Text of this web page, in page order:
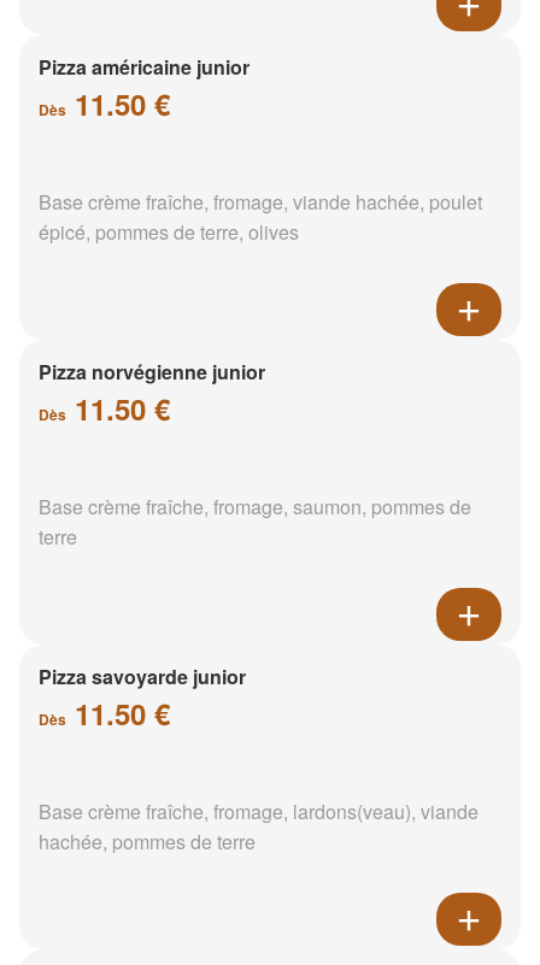
Pizza américaine junior
Dès 11.50 €
Base crème fraîche, fromage, viande hachée, poulet
épicé, pommes de terre, olives
Pizza norvégienne junior
Dès 11.50 €
Base crème fraîche, fromage, saumon, pommes de
terre
Pizza savoyarde junior
Dès 11.50 €
Base crème fraîche, fromage, lardons(veau), viande
hachée, pommes de terre